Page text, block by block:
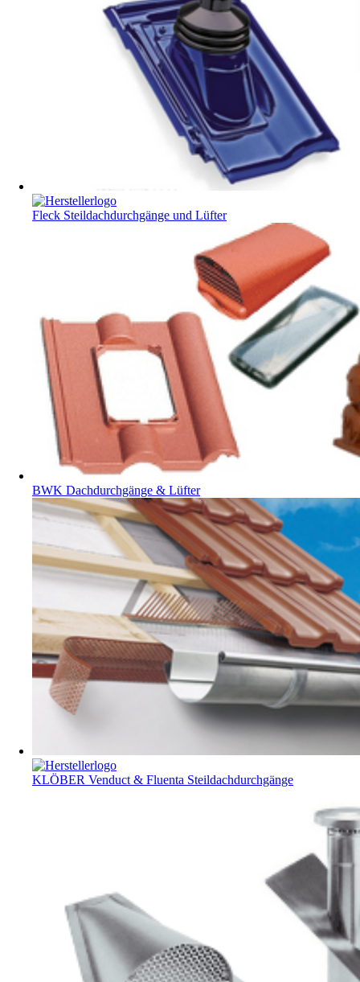
Fleck Steildachdurchgänge und Lüfter
BWK Dachdurchgänge & Lüfter
KLÖBER Venduct & Fluenta Steildachdurchgänge